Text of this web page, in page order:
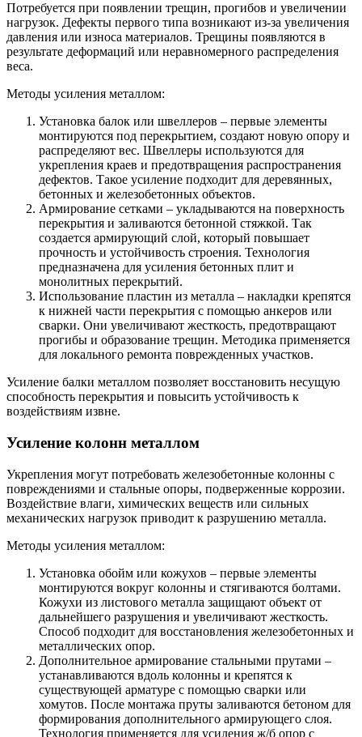
Потребуется при появлении трещин, прогибов и увеличении
нагрузок. Дефекты первого типа возникают из-за увеличения
давления или износа материалов. Трещины появляются в
результате деформаций или неравномерного распределения
веса.
Методы усиления металлом:
Установка балок или швеллеров – первые элементы
монтируются под перекрытием, создают новую опору и
распределяют вес. Швеллеры используются для
укрепления краев и предотвращения распространения
дефектов. Такое усиление подходит для деревянных,
бетонных и железобетонных объектов.
Армирование сетками – укладываются на поверхность
перекрытия и заливаются бетонной стяжкой. Так
создается армирующий слой, который повышает
прочность и устойчивость строения. Технология
предназначена для усиления бетонных плит и
монолитных перекрытий.
Использование пластин из металла – накладки крепятся
к нижней части перекрытия с помощью анкеров или
сварки. Они увеличивают жесткость, предотвращают
прогибы и образование трещин. Методика применяется
для локального ремонта поврежденных участков.
Усиление балки металлом позволяет восстановить несущую
способность перекрытия и повысить устойчивость к
воздействиям извне.
Усиление колонн металлом
Укрепления могут потребовать железобетонные колонны с
повреждениями и стальные опоры, подверженные коррозии.
Воздействие влаги, химических веществ или сильных
механических нагрузок приводит к разрушению металла.
Методы усиления металлом:
Установка обойм или кожухов – первые элементы
монтируются вокруг колонны и стягиваются болтами.
Кожухи из листового металла защищают объект от
дальнейшего разрушения и увеличивают жесткость.
Способ подходит для восстановления железобетонных и
металлических опор.
Дополнительное армирование стальными прутами –
устанавливаются вдоль колонны и крепятся к
существующей арматуре с помощью сварки или
хомутов. После монтажа пруты заливаются бетоном для
формирования дополнительного армирующего слоя.
Технология применяется для усиления ж/б опор с